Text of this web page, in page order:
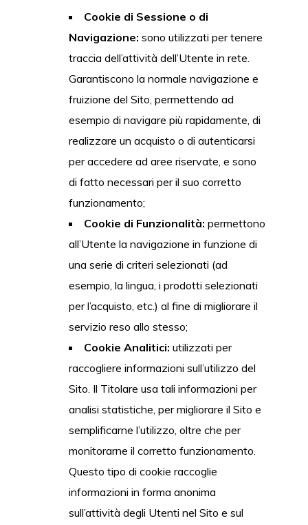
Cookie di Sessione o di
Navigazione: sono utilizzati per tenere
traccia dell’attività dell’Utente in rete.
Garantiscono la normale navigazione e
fruizione del Sito, permettendo ad
esempio di navigare più rapidamente, di
realizzare un acquisto o di autenticarsi
per accedere ad aree riservate, e sono
di fatto necessari per il suo corretto
funzionamento;
Cookie di Funzionalità: permettono
all’Utente la navigazione in funzione di
una serie di criteri selezionati (ad
esempio, la lingua, i prodotti selezionati
per l’acquisto, etc.) al fine di migliorare il
servizio reso allo stesso;
Cookie Analitici: utilizzati per
raccogliere informazioni sull’utilizzo del
Sito. Il Titolare usa tali informazioni per
analisi statistiche, per migliorare il Sito e
semplificarne l’utilizzo, oltre che per
monitorarne il corretto funzionamento.
Questo tipo di cookie raccoglie
informazioni in forma anonima
sull’attività degli Utenti nel Sito e sul